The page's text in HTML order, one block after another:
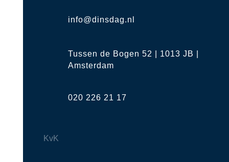
info@dinsdag.nl
Tussen de Bogen 52 | 1013 JB |
Amsterdam
020 226 21 17
KvK